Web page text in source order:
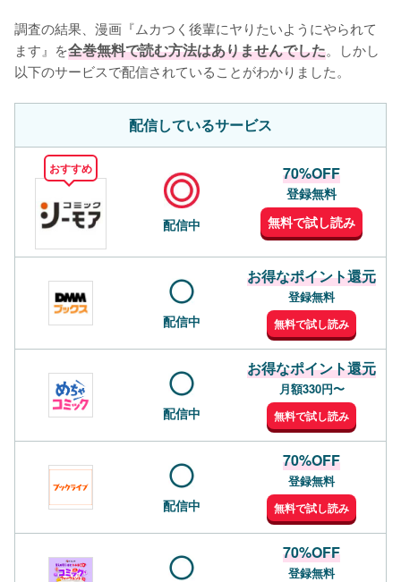
調査の結果、漫画『ムカつく後輩にヤりたいようにやられて
ます』を全巻無料で読む方法はありませんでした。しかし
以下のサービスで配信されていることがわかりました。
配信しているサービス
おすすめ
配信中
70%OFF
登録無料
無料で試し読み
配信中
お得なポイント還元
登録無料
無料で試し読み
配信中
お得なポイント還元
月額330円〜
無料で試し読み
配信中
70%OFF
登録無料
無料で試し読み
70%OFF
登録無料